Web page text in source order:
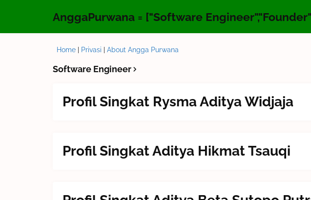
AnggaPurwana = ["Software
Home Privasi
About Angga Purwana
Software Engineer
Profil Singkat Rysma Aditya Widjaja
Profil Singkat Aditya Hikmat Tsauqi